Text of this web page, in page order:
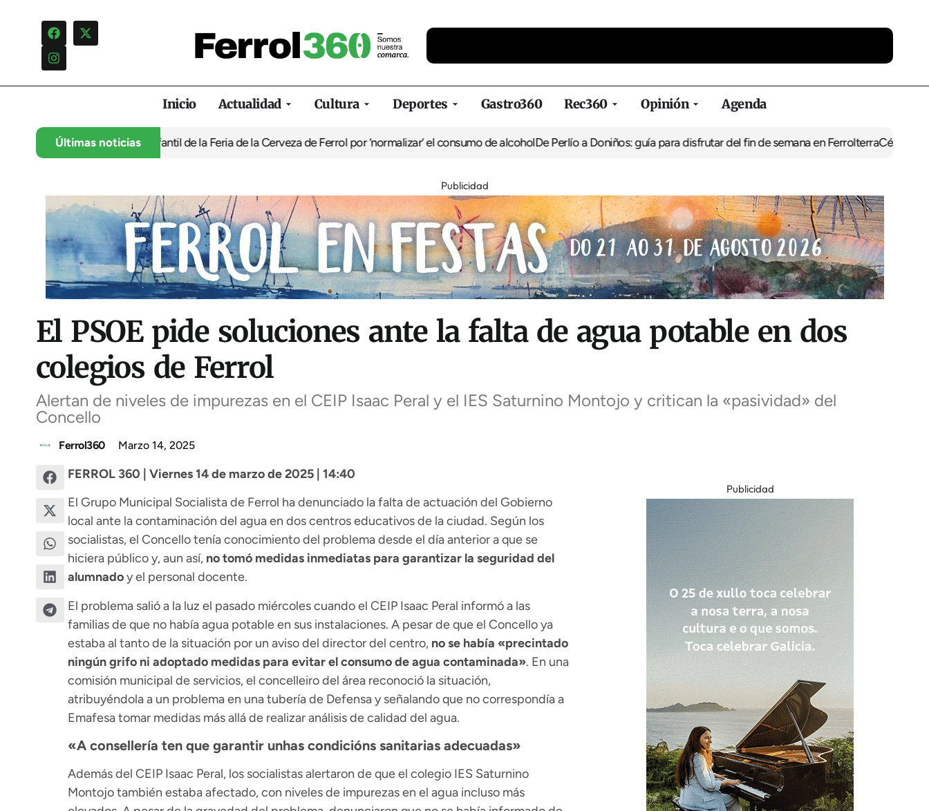
Inicio Actualidad Cultura Deportes Gastro360 Rec360 Opinión Agenda
Últimas noticias
la programación infantil de la Feria de la Cerveza de Ferrol por ‘normalizar’ el consumo de alcoholDe Perlío a Doniños: guía para disfrutar del fin de semana en FerrolterraCésar Pita,
Publicidad
El PSOE pide soluciones ante la falta de agua potable en dos
colegios de Ferrol
Alertan de niveles de impurezas en el CEIP Isaac Peral y el IES Saturnino Montojo y critican la «pasividad» del
Concello
Ferrol360 Marzo 14, 2025
FERROL 360 | Viernes 14 de marzo de 2025 | 14:40
El Grupo Municipal Socialista de Ferrol ha denunciado la falta de actuación del Gobierno
local ante la contaminación del agua en dos centros educativos de la ciudad. Según los
socialistas, el Concello tenía conocimiento del problema desde el día anterior a que se
hiciera público y, aun así,no tomó medidas inmediatas para garantizar la seguridad del
alumnadoy el personal docente.
El problema salió a la luz el pasado miércoles cuando el CEIP Isaac Peral informó a las
familias de que no había agua potable en sus instalaciones. A pesar de que el Concello ya
estaba al tanto de la situación por un aviso del director del centro, no se había «precintado
ningún grifo ni adoptado medidas para evitar el consumo de agua contaminada». En una
comisión municipal de servicios, el concelleiro del área reconoció la situación,
atribuyéndola a un problema en una tubería de Defensa y señalando que no correspondía a
Emafesa tomar medidas más allá de realizar análisis de calidad del agua.
«A consellería ten que garantir unhas condicións sanitarias adecuadas»
Además del CEIP Isaac Peral, los socialistas alertaron de que el colegio IES Saturnino
Montojo también estaba afectado, con niveles de impurezas en el agua incluso más
Publicidad